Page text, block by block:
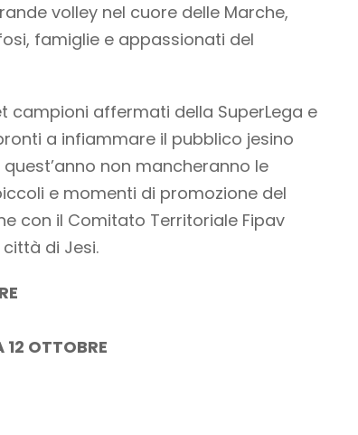
volley nel cuore delle Marche,
famiglie e appassionati del
campioni affermati della SuperLega e
a infiammare il pubblico jesino
non mancheranno le
e momenti di promozione del
con il Comitato Territoriale Fipav
di Jesi.
12 OTTOBRE